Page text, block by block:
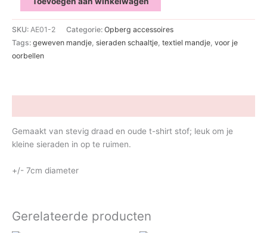
van
SKU: AE01-2 Categorie: Opberg accessoires
Tags: geweven mandje, sieraden schaaltje, textiel mandje, voor je
oorbellen
Gemaakt van stevig draad en oude t-shirt stof; leuk om je
kleine sieraden in op te ruimen.
+/- 7cm diameter
Gerelateerde producten